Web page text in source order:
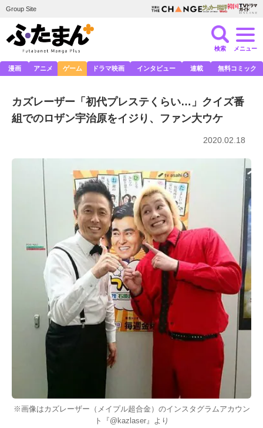
Group Site
検索 メニュー
漫画 アニメ ゲーム ドラマ映画 インタビュー 連載 無料コミック
カズレーザー「初代プレステくらい…」クイズ番
組でのロザン宇治原をイジり、ファン大ウケ
2020.02.18
※画像はカズレーザー（メイプル超合金）のインスタグラムアカウン
ト『@kazlaser』より